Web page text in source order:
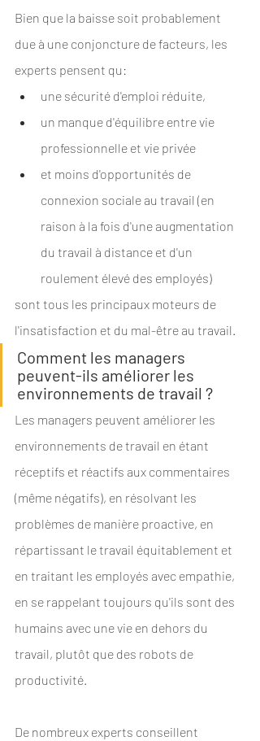
Bien que la baisse soit probablement
due à une conjoncture de facteurs, les
experts pensent qu:
une sécurité d'emploi réduite,
un manque d'équilibre entre vie
professionnelle et vie privée
et moins d'opportunités de
connexion sociale au travail (en
raison à la fois d'une augmentation
du travail à distance et d'un
roulement élevé des employés)
sont tous les principaux moteurs de
l'insatisfaction et du mal-être au travail.
Comment les managers
peuvent-ils améliorer les
environnements de travail ?
Les managers peuvent améliorer les
environnements de travail en étant
réceptifs et réactifs aux commentaires
(même négatifs), en résolvant les
problèmes de manière proactive, en
répartissant le travail équitablement et
en traitant les employés avec empathie,
en se rappelant toujours qu'ils sont des
humains avec une vie en dehors du
travail, plutôt que des robots de
productivité.
De nombreux experts conseillent